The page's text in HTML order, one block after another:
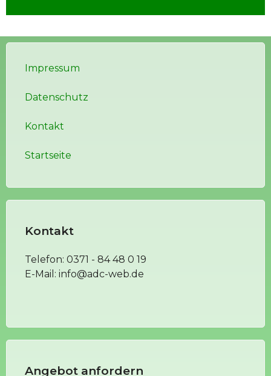
Angebot anfordern
Kontakt
Telefon: 0371 - 84 48 0 19
E-Mail: info@adc-web.de
Impressum
Datenschutz
Kontakt
Startseite